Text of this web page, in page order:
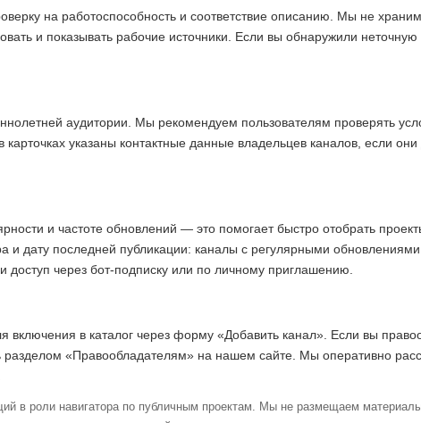
на работоспособность и соответствие описанию. Мы не
и показывать рабочие источники. Если вы обнаружили
аудитории. Мы рекомендуем пользователям проверять
указаны контактные данные владельцев каналов, если
и частоте обновлений — это помогает быстро отобрать
и дату последней публикации: каналы с регулярными
доступ через бот-подписку или по личному приглашению.
включения в каталог через форму «Добавить канал». Если вы
разделом «Правообладателям» на нашем сайте. Мы оперативно
в роли навигатора по публичным проектам. Мы не размещаем